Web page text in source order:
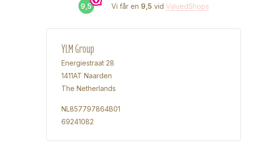
9,5 Vi får en 9,5 vid ValuedShops
YLM Group
Energiestraat 28
1411AT Naarden
The Netherlands
NL857797864B01
69241082